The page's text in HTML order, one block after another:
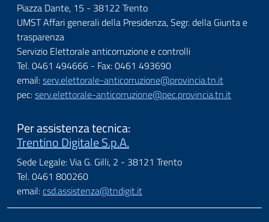
Piazza Dante, 15 - 38122 Trento
UMST Affari generali della Presidenza, Segr. della Giunta e
trasparenza
Servizio Elettorale anticorruzione e controlli
Tel. 0461 494666 - Fax: 0461 493690
email:serv.elettorale-anticorruzione@provincia.tn.it
pec:serv.elettorale-anticorruzione@pec.provincia.tn.it
Per assistenza tecnica:
Trentino Digitale S.p.A.
Sede Legale: Via G. Gilli, 2 - 38121 Trento
Tel. 0461 800260
email: csd.assistenza@tndigit.it